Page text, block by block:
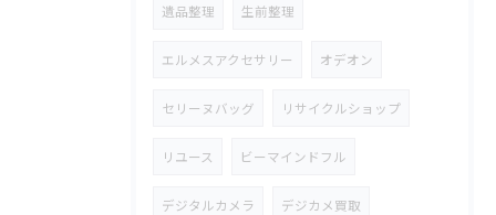
遺品整理 生前整理
エルメスアクセサリー オデオン
セリーヌバッグ リサイクルショップ
リユース ビーマインドフル
デジタルカメラ デジカメ買取